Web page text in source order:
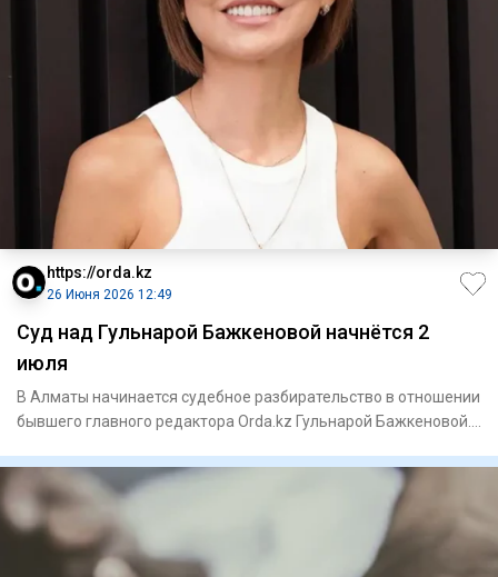
https://orda.kz
26 Июня 2026 12:49
Суд над Гульнарой Бажкеновой начнётся 2
июля
В Алматы начинается судебное разбирательство в отношении
бывшего главного редактора Orda.kz Гульнарой Бажкеновой.